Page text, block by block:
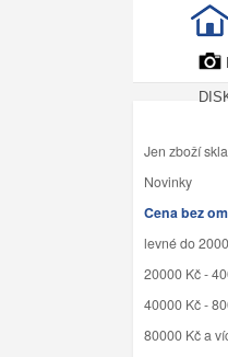
Jen zboží
Novinky
Cena bez
levné do
20000 Kč -
40000 Kč -
80000 Kč a